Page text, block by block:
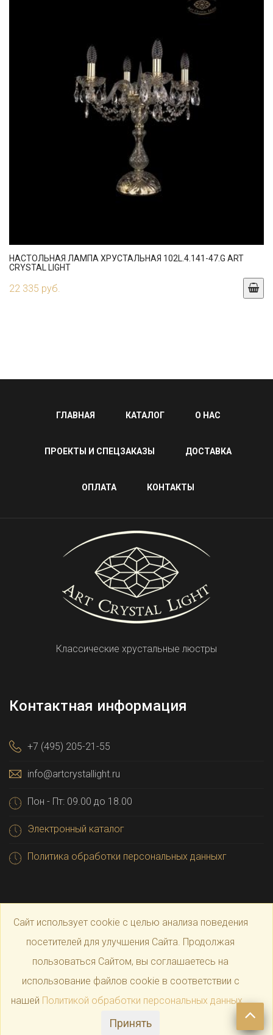
НАСТОЛЬНАЯ ЛАМПА ХРУСТАЛЬНАЯ 102L.4.141-47.G ART
CRYSTAL LIGHT
22 335 руб.
ГЛАВНАЯ КАТАЛОГ О НАС
ПРОЕКТЫ И СПЕЦЗАКАЗЫ ДОСТАВКА
ОПЛАТА КОНТАКТЫ
Классические хрустальные люстры
Контактная информация
+7 (495) 205-21-55
info@artcrystallight.ru
Пон - Пт: 09.00 до 18.00
Электронный каталог
Политика обработки персональных данныхг
Crystal Light
Сайт использует cookie с целью анализа поведения
посетителей для улучшения Сайта. Продолжая
пользоваться Сайтом, вы соглашаетесь на
использование файлов cookie в соответствии с
нашей Политикой обработки персональных данных.
Принять